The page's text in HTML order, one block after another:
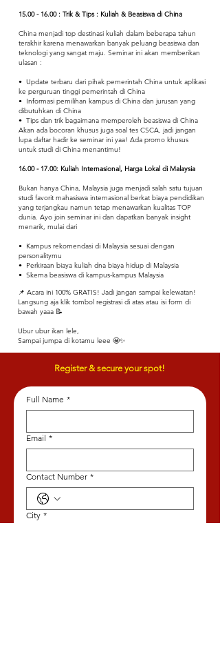
15.00 - 16.00: Trik & Tips : Kuliah & Beasiswa di China
China menjadi top destinasi kuliah dalam beberapa tahun
terakhir karena menawarkan banyak peluang beasiswa dan
teknologi yang sangat maju. Seminar ini akan memberikan
ulasan :
•⁠ ⁠Update terbaru dari pihak pemerintah China untuk aplikasi
ke perguruan tinggi pemerintah di China
•⁠ ⁠Informasi pemilihan kampus di China dan jurusan yang
dibutuhkan di China
•⁠ ⁠Tips dan trik bagaimana memperoleh beasiswa di China
Akan ada bocoran khusus juga soal tes CSCA, jadi jangan
lupa daftar hadir ke seminar ini yaa! Ada promo khusus
untuk studi di China menantimu!
16.00 - 17.00: Kuliah Internasional, Harga Lokal di Malaysia
Bukan hanya China, Malaysia juga menjadi salah satu tujuan
studi favorit mahasiswa internasional berkat biaya pendidikan
yang terjangkau namun tetap menawarkan kualitas TOP
dunia. Ayo join seminar ini dan dapatkan banyak insight
menarik, mulai dari
•⁠ ⁠Kampus rekomendasi di Malaysia sesuai dengan
personalitymu
•⁠ ⁠Perkiraan biaya kuliah dna biaya hidup di Malaysia
•⁠ ⁠Skema beasiswa di kampus-kampus Malaysia
📌 Acara ini 100% GRATIS! Jadi jangan sampai kelewatan!
Langsung aja klik tombol registrasi di atas atau isi form di
bawah yaaa 📝
Ubur ubur ikan lele,
Sampai jumpa di kotamu leee 🤩✨
Register & secure your spot!
Full Name *
Email *
Contact Number *
City *